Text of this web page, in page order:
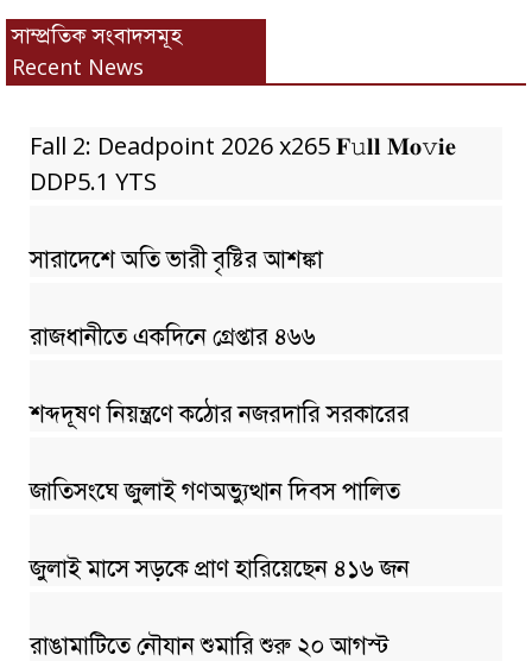
সাম্প্রতিক সংবাদসমূহ
Recent News
Fall 2: Deadpoint 2026 x265 𝐅𝚞𝐥𝐥 𝐌𝐨𝚟𝐢𝐞
DDP5.1 YTS
সারাদেশে অতি ভারী বৃষ্টির আশঙ্কা
রাজধানীতে একদিনে গ্রেপ্তার ৪৬৬
শব্দদূষণ নিয়ন্ত্রণে কঠোর নজরদারি সরকারের
জাতিসংঘে জুলাই গণঅভ্যুত্থান দিবস পালিত
জুলাই মাসে সড়কে প্রাণ হারিয়েছেন ৪১৬ জন
রাঙামাটিতে নৌযান শুমারি শুরু ২০ আগস্ট